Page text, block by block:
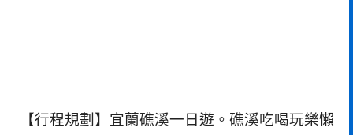
【行程規劃】宜蘭礁溪一日遊。礁溪吃喝玩樂懶